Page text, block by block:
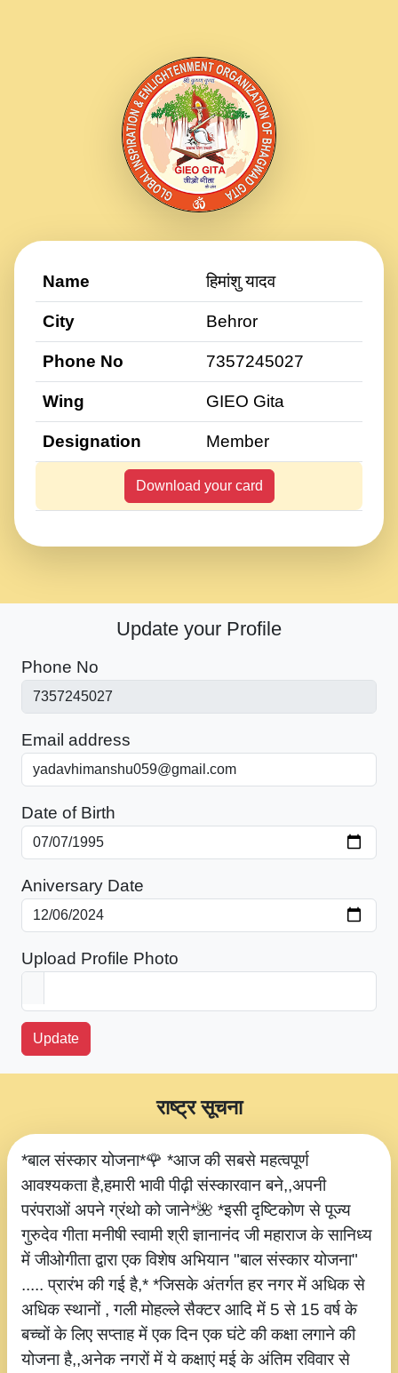
Name हिमांशु यादव
City Behror
Phone No 7357245027
Wing GIEO Gita
Designation Member
Download your card
Update your Profile
Phone No
Email address
Date of Birth
Aniversary Date
Upload Profile Photo
Update
*बाल संस्कार योजना*🌹 *आज की सबसे महत्वपूर्ण
आवश्यकता है,हमारी भावी पीढ़ी संस्कारवान बने,,अपनी
परंपराओं अपने ग्रंथो को जाने*🌺 *इसी दृष्टिकोण से पूज्य
गुरुदेव गीता मनीषी स्वामी श्री ज्ञानानंद जी महाराज के सानिध्य
में जीओगीता द्वारा एक विशेष अभियान "बाल संस्कार योजना"
..... प्रारंभ की गई है,* *जिसके अंतर्गत हर नगर में अधिक से
अधिक स्थानों , गली मोहल्ले सैक्टर आदि में 5 से 15 वर्ष के
बच्चों के लिए सप्ताह में एक दिन एक घंटे की कक्षा लगाने की
योजना है,,अनेक नगरों में ये कक्षाएं मई के अंतिम रविवार से
राष्ट्र सूचना